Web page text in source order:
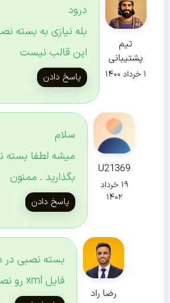
تیم
پشتیبانی
۱ خرداد ۱۴۰۰
درود
بله نیازی به بسته
این قالب نیست
پاسخ دادن
U21369
۱۹ خرداد
۱۴۰۲
سلام
میشه لطفا بسته
بگذارید . ممنون
پاسخ دادن
رضا راد
بسته نصبی
فایل xml رو نصب کنید.